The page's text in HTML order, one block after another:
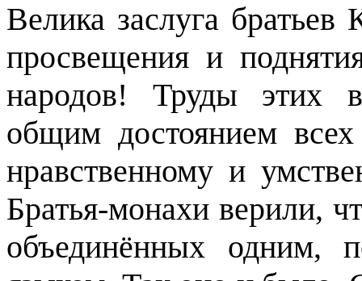
Велика заслуга
просвещения и
народов! Труды этих
общим достоянием
нравственному и
Братья-монахи верили,
объединённых одним,